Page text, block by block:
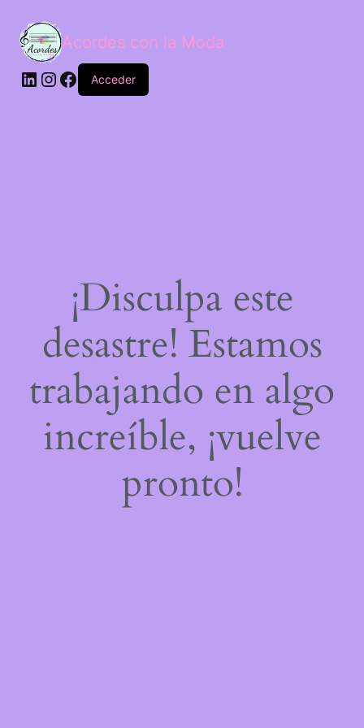
Acordes con la Moda
Acceder
¡Disculpa este
desastre! Estamos
trabajando en algo
increíble, ¡vuelve
pronto!